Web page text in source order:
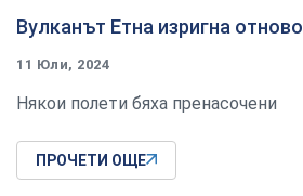
Вулканът Етна изригна отново
11 Юли, 2024
Някои полети бяха пренасочени
ПРОЧЕТИ ОЩЕ